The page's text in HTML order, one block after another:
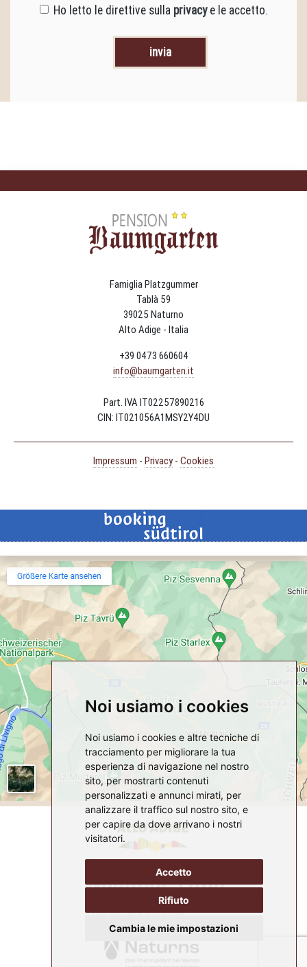
Noi usiamo i cookies
Noi usiamo i cookies e altre tecniche di
tracciamento per migliorare la tua
esperienza di navigazione nel nostro
sito, per mostrarti contenuti
personalizzati e annunci mirati, per
analizzare il traffico sul nostro sito, e
per capire da dove arrivano i nostri
visitatori.
Accetto
Rifiuto
Cambia le mie impostazioni
Ho letto le direttive sulla privacye le accetto.
Famiglia Platzgummer
Tablà 59
39025 Naturno
Alto Adige - Italia
+39 0473 660604
info@baumgarten.it
Part. IVA IT02257890216
CIN: IT021056A1MSY2Y4DU
Impressum - Privacy- Cookies